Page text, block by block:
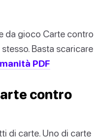
da gioco Carte contro
Basta scaricare
PDF
contro
di carte. Uno di carte